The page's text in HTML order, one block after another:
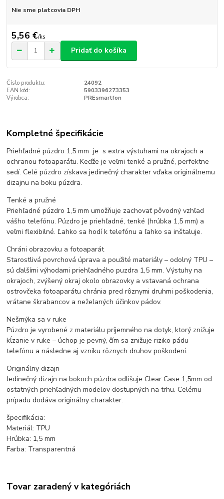
Nie sme platcovia DPH
5,56 €/ks
Pridať do košíka
Číslo produktu:
24092
EAN kód:
5903396273353
Výrobca:
PREsmartfon
Kompletné špecifikácie
Priehľadné púzdro 1,5 mm je s extra výstuhami na okrajoch a
ochranou fotoaparátu. Keďže je veľmi tenké a pružné, perfektne
sedí. Celé púzdro získava jedinečný charakter vďaka originálnemu
dizajnu na boku púzdra.
Tenké a pružné
Priehľadné púzdro 1,5 mm umožňuje zachovať pôvodný vzhľad
vášho telefónu. Púzdro je priehľadné, tenké (hrúbka 1,5 mm) a
veľmi flexibilné. Ľahko sa hodí k telefónu a ľahko sa inštaluje.
Chráni obrazovku a fotoaparát
Starostlivá povrchová úprava a použité materiály – odolný TPU –
sú ďalšími výhodami priehľadného puzdra 1,5 mm. Výstuhy na
okrajoch, zvýšený okraj okolo obrazovky a vstavaná ochrana
ostrovčeka fotoaparátu chránia pred rôznymi druhmi poškodenia,
vrátane škrabancov a neželaných účinkov pádov.
Nešmýka sa v ruke
Púzdro je vyrobené z materiálu príjemného na dotyk, ktorý znižuje
kĺzanie v ruke – úchop je pevný, čím sa znižuje riziko pádu
telefónu a následne aj vzniku rôznych druhov poškodení.
Originálny dizajn
Jedinečný dizajn na bokoch púzdra odlišuje Clear Case 1,5mm od
ostatných priehľadných modelov dostupných na trhu. Celému
prípadu dodáva originálny charakter.
špecifikácia:
Materiál: TPU
Hrúbka: 1,5 mm
Farba: Transparentná
Tovar zaradený v kategóriách